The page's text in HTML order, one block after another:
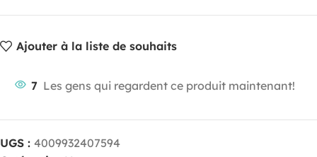
Ajouter à la liste de souhaits
7 Les gens qui regardent ce produit maintenant!
UGS : 4009932407594